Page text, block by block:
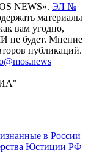
NEWS». ЭЛ №
материалы
вам угодно,
не будет. Мнение
публикаций.
в России
Юстиции РФ